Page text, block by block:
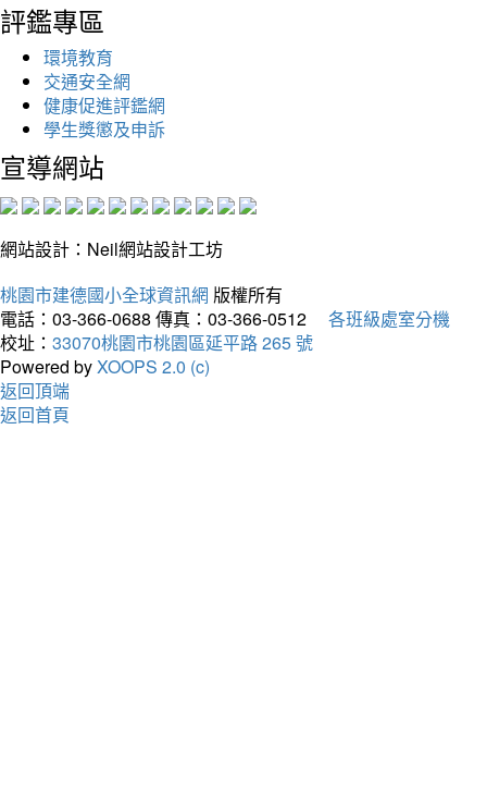
評鑑專區
環境教育
交通安全網
健康促進評鑑網
學生獎懲及申訴
宣導網站
網站設計：Neil網站設計工坊
桃園市建德國小全球資訊網 版權所有
電話：03-366-0688 傳真：03-366-0512
各班級處室分機
校址： 33070桃園市桃園區延平路 265 號
Powered byXOOPS 2.0 (c)
返回頂端
返回首頁